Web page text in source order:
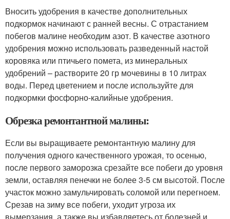
Вносить удобрения в качестве дополнительных
подкормок начинают с ранней весны. С отрастанием
побегов малине необходим азот. В качестве азотного
удобрения можно использовать разведенный настой
коровяка или птичьего помета, из минеральных
удобрений – растворите 20 гр мочевины в 10 литрах
воды. Перед цветением и после используйте для
подкормки фосфорно-калийные удобрения.
Обрезка ремонтантной малины:
Если вы выращиваете ремонтантную малину для
получения одного качественного урожая, то осенью,
после первого заморозка срезайте все побеги до уровня
земли, оставляя пенечки не более 3-5 см высотой. После
участок можно замульчировать соломой или перегноем.
Срезав на зиму все побеги, уходит угроза их
вымерзания, а также вы избавляетесь от болезней и